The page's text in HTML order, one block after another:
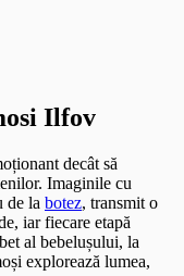
Ilfov
decât să
Imaginile cu
de la botez, transmit o
iar fiecare etapă
al bebelușului, la
explorează lumea,